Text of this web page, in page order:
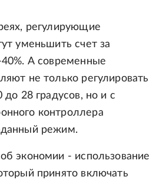
регулирующие
уменьшить счет за
А современные
не только регулировать
до 28 градусов, но и с
контроллера
режим.
экономии - использование
принято включать